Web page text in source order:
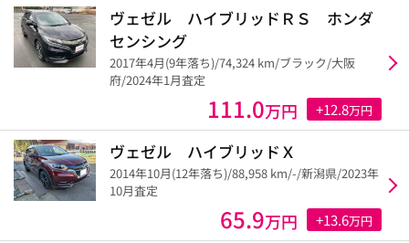
ヴェゼル ハイブリッドＲＳ ホンダ
センシング
2017年4月(9年落ち)/74,324 km/ブラック/大阪
府/2024年1月査定
111.0万円 +12.8万円
ヴェゼル ハイブリッドＸ
2014年10月(12年落ち)/88,958 km/-/新潟県/2023年
10月査定
65.9万円 +13.6万円